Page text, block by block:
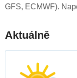
GFS, ECMWF).
Aktuálně